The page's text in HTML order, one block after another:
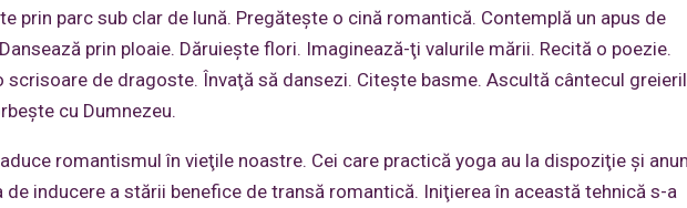
prin parc sub clar de lună. Pregăteşte o cină romantică. Contemplă un apus de
prin ploaie. Dăruieşte flori. Imaginează-ţi valurile mării. Recită o poezie.
de dragoste. Învaţă să dansezi. Citeşte basme. Ascultă cântecul
cu Dumnezeu.
romantismul în vieţile noastre. Cei care practică yoga au la dispoziţie şi
inducere a stării benefice de transă romantică. Iniţierea în această tehnică s-a